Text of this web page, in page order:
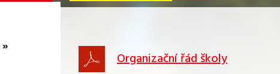
Organizační řád školy